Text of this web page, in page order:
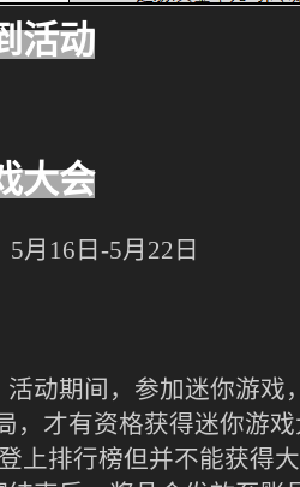
活动
大会
5月 16 日 -5月 22 日
活动期间，参加迷你游戏
，才有资格获得迷你游
上排行榜但并不能获得